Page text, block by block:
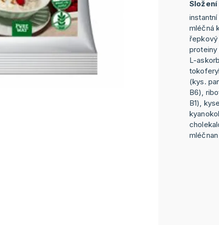
Složení
mléčná
řepkový
proteiny
L-
(kys.
B6),
B1),